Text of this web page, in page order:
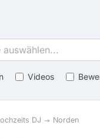
Videos
DJ Norden